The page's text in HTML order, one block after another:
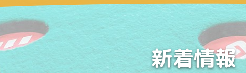
新着情報